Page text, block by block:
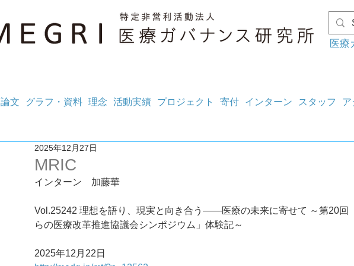
医療
論文 グラフ・資料 理念 活動実績 プロジェクト 寄付 インターン スタッフ ア
MRIC
2025年12月27日
インターン　加藤華
Vol.25242 理想を語り、現実と向き合う――医療の未来に寄せて ～第20回
らの医療改革推進協議会シンポジウム」体験記～
2025年12月22日